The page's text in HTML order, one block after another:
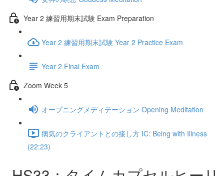
Year 2 練習用期末試験 Exam Preparation
Year 2 練習用期末試験 Year 2 Practice Exam
Year 2 Final Exam
Zoom Week 5
オープニングメディテーション Opening Meditation
病気のクライアントとの接し方 IC: Being with Illness
(22:23)